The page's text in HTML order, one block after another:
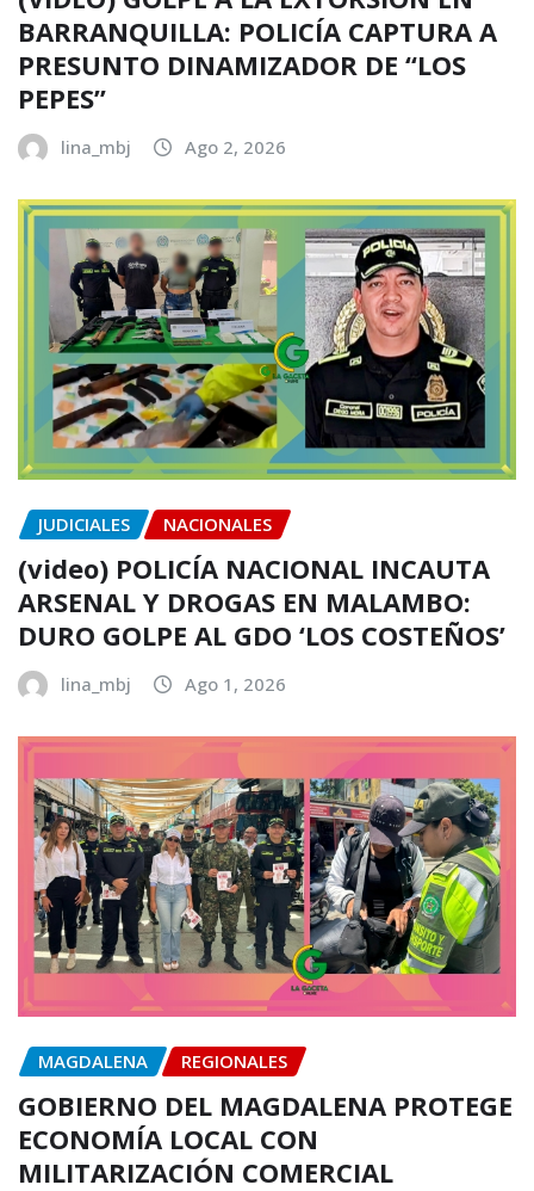
BARRANQUILLA: POLICÍA CAPTURA A
PRESUNTO DINAMIZADOR DE “LOS
PEPES”
lina_mbj Ago 2, 2026
JUDICIALES NACIONALES
(video) POLICÍA NACIONAL INCAUTA
ARSENAL Y DROGAS EN MALAMBO:
DURO GOLPE AL GDO ‘LOS COSTEÑOS’
lina_mbj Ago 1, 2026
MAGDALENA REGIONALES
GOBIERNO DEL MAGDALENA PROTEGE
ECONOMÍA LOCAL CON
MILITARIZACIÓN COMERCIAL